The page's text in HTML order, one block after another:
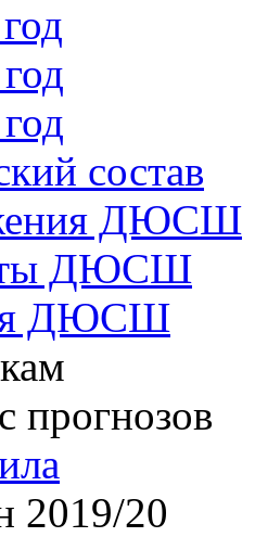
состав
ДЮСШ
ДЮСШ
ДЮСШ
прогнозов
2019/20